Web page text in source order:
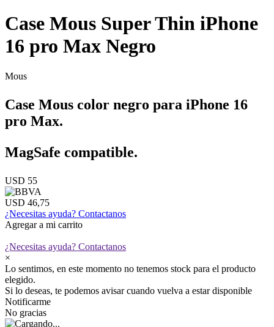
Case Mous Super Thin iPhone
16 pro Max Negro
Mous
Case Mous color negro para iPhone 16
pro Max.
MagSafe compatible.
USD 55
USD 46,75
¿Necesitas ayuda? Contactanos
Agregar a mi carrito
¿Necesitas ayuda? Contactanos
×
Lo sentimos, en este momento no tenemos stock para el producto
elegido.
Si lo deseas, te podemos avisar cuando vuelva a estar disponible
Notificarme
No gracias